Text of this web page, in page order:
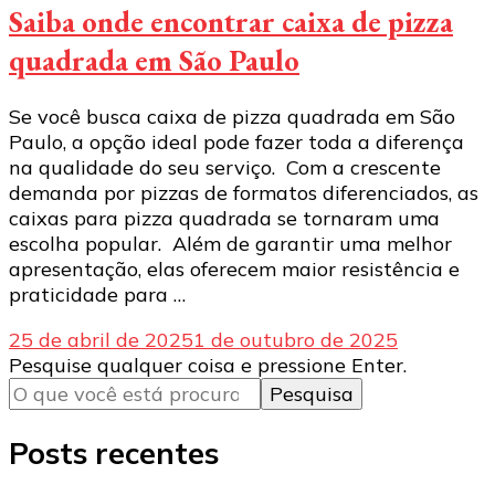
Saiba onde encontrar caixa de pizza
quadrada em São Paulo
Se você busca caixa de pizza quadrada em São
Paulo, a opção ideal pode fazer toda a diferença
na qualidade do seu serviço. Com a crescente
demanda por pizzas de formatos diferenciados, as
caixas para pizza quadrada se tornaram uma
escolha popular. Além de garantir uma melhor
apresentação, elas oferecem maior resistência e
praticidade para …
25 de abril de 20251 de outubro de 2025
Procurando
algo?
Pesquise qualquer coisa e pressione Enter.
Posts recentes